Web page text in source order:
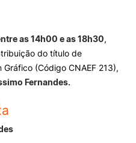
as 14h00 e as 18h30,
do título de
(Código CNAEF 213),
Fernandes.